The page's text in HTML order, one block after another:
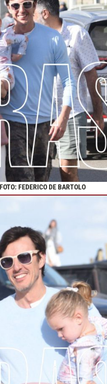
FEDERICO DE BARTOLO